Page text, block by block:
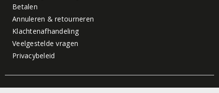
Betalen
Annuleren & retourneren
Klachtenafhandeling
Veelgestelde vragen
Privacybeleid